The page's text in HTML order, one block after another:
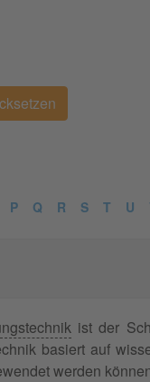
P Q R S T U
ist der
basiert auf
werden